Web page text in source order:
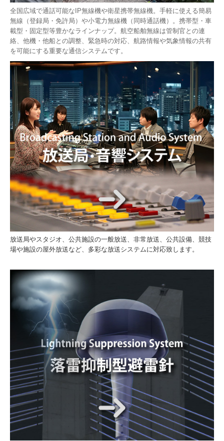
全国広域で通話可能なIP無線機や衛星携帯無線機。手軽に使える簡易
無線（登録局・免許局）や小電力無線機（同時通話機）。携帯型・車
載型・固定型等豊かなラインナップ。航空船舶無線は管制官との連
絡、他機・他船との調整、緊急時の対応、航路情報や気象情報の共有
を可能にする重要な通信システムです。
放送局やスタジオ、公共施設の一般放送、非常放送、公共設備、競技
場や施設の屋外放送など、多彩な放送システムに対応致します。